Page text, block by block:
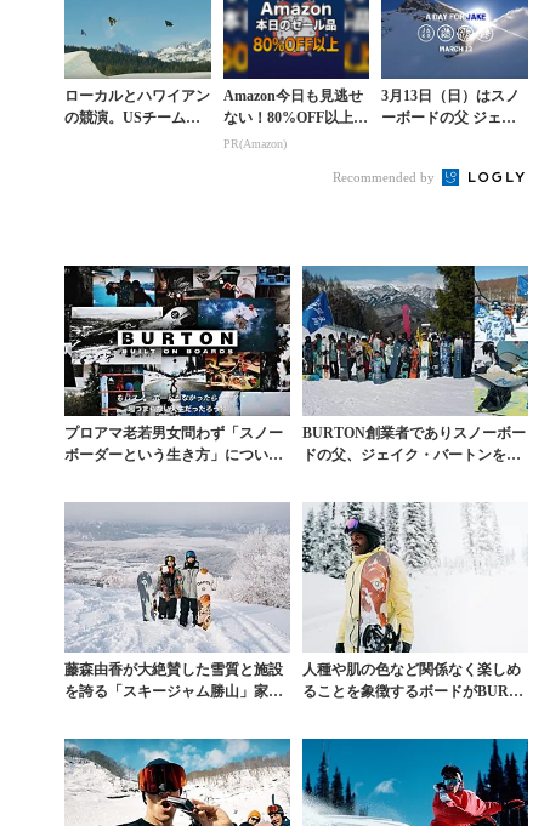
ローカルとハワイアン
の競演。USチームの
Amazon今日も見逃せ
ない！80%OFF以上が
続々登場
PR(Amazon)
3月13日（日）はスノ
ーボードの父 ジェイ
E」
Recommended by
プロアマ老若男女問わず「スノー
ボーダーという生き方」について
BURTON創業者でありスノーボー
ドの父、ジェイク・バートンを讃
藤森由香が大絶賛した雪質と施設
を誇る「スキージャム勝山」家族
人種や肌の色など関係なく楽しめ
ることを象徴するボードがBURT